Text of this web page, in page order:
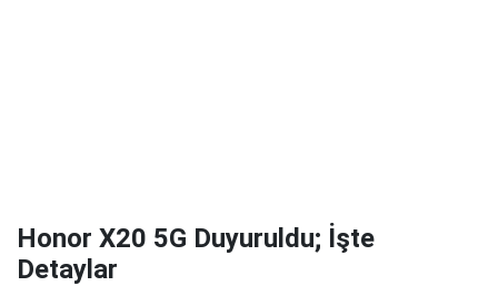
Honor X20 5G Duyuruldu; İşte
Detaylar